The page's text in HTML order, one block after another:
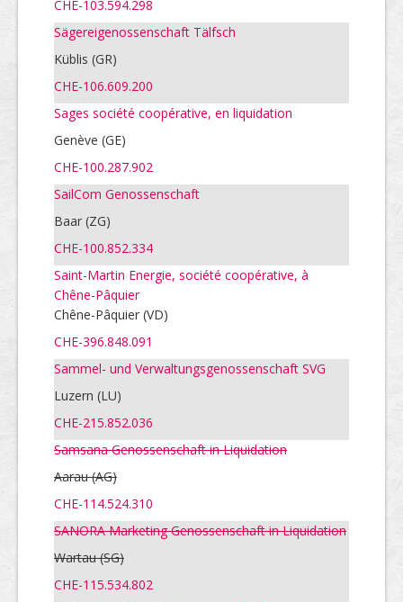
CHE-103.594.298
Sägereigenossenschaft Tälfsch
Küblis (GR)
CHE-106.609.200
Sages société coopérative, en liquidation
Genève (GE)
CHE-100.287.902
SailCom Genossenschaft
Baar (ZG)
CHE-100.852.334
Saint-Martin Energie, société coopérative, à
Chêne-Pâquier
Chêne-Pâquier (VD)
CHE-396.848.091
Sammel- und Verwaltungsgenossenschaft SVG
Luzern (LU)
CHE-215.852.036
Samsana Genossenschaft in Liquidation
Aarau(AG)
CHE-114.524.310
SANORA Marketing Genossenschaft in Liquidation
Wartau(SG)
CHE-115.534.802